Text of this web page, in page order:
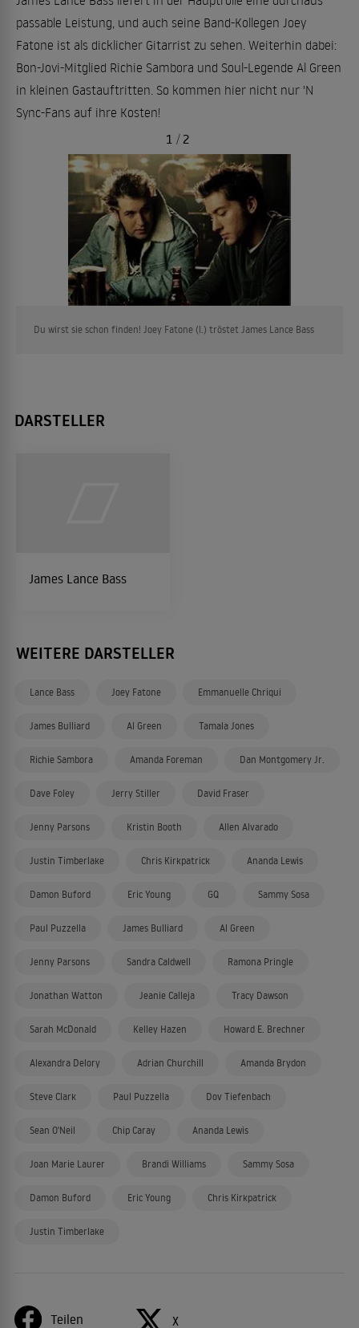
passable Leistung, und auch seine Band-Kollegen Joey
Fatone ist als dicklicher Gitarrist zu sehen. Weiterhin dabei:
Bon-Jovi-Mitglied Richie Sambora und Soul-Legende Al Green
in kleinen Gastauftritten. So kommen hier nicht nur 'N
Sync-Fans auf ihre Kosten!
Du wirst sie schon finden! Joey Fatone (l.) tröstet James Lance Bass
1 / 2
DARSTELLER
James Lance Bass
WEITERE DARSTELLER
Lance Bass Joey Fatone Emmanuelle Chriqui
James Bulliard Al Green Tamala Jones
Richie Sambora Amanda Foreman Dan Montgomery Jr.
Dave Foley Jerry Stiller David Fraser
Jenny Parsons Kristin Booth Allen Alvarado
Justin Timberlake Chris Kirkpatrick Ananda Lewis
Damon Buford Eric Young GQ Sammy Sosa
Paul Puzzella James Bulliard Al Green
Jenny Parsons Sandra Caldwell Ramona Pringle
Jonathan Watton Jeanie Calleja Tracy Dawson
Sarah McDonald Kelley Hazen Howard E. Brechner
Alexandra Delory Adrian Churchill Amanda Brydon
Steve Clark Paul Puzzella Dov Tiefenbach
Sean O'Neil Chip Caray Ananda Lewis
Joan Marie Laurer Brandi Williams Sammy Sosa
Damon Buford Eric Young Chris Kirkpatrick
Justin Timberlake
Teilen X